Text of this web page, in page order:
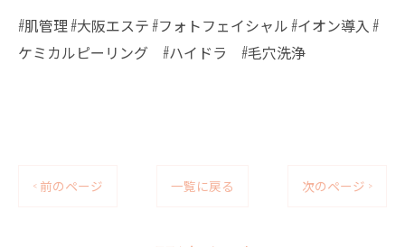
#肌管理 #大阪エステ #フォトフェイシャル #イオン導入 #
ケミカルピーリング #ハイドラ #毛穴洗浄
< 前のページ 一覧に戻る 次のページ >